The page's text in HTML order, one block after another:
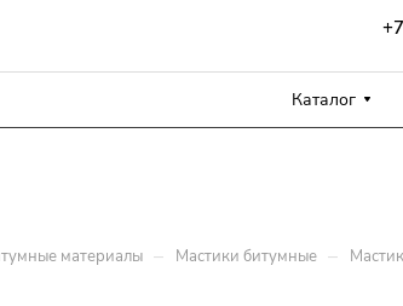
Каталог
материалы – Мастики битумные –